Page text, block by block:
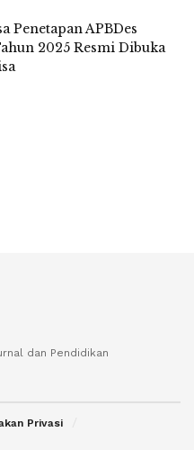
Penetapan APBDes
2025 Resmi Dibuka
dan Pendidikan
Privasi